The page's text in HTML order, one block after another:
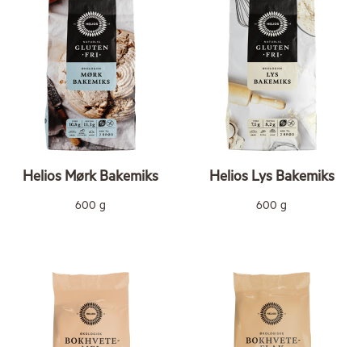
Helios Mørk Bakemiks
600 g
Helios Lys Bakemiks
600 g